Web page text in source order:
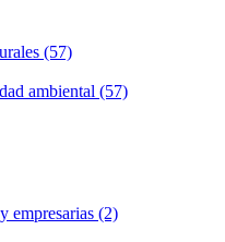
(57)
ambiental (57)
empresarias (2)